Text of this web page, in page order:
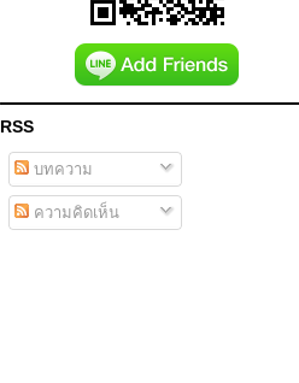
RSS
บทความ
ความคิดเห็น